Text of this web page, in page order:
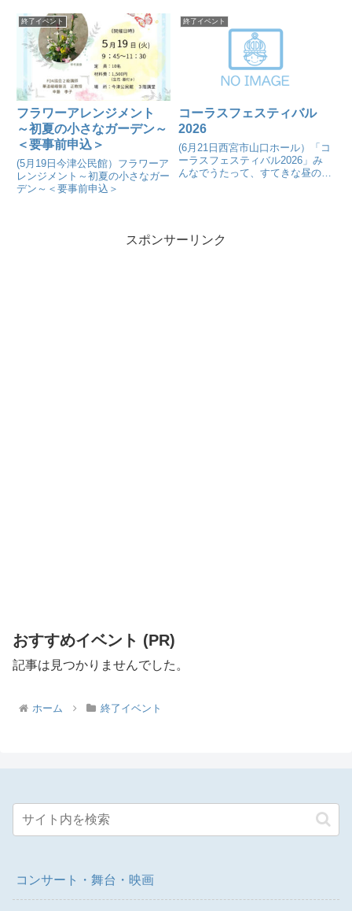
終了イベント
フラワーアレンジメント
～初夏の小さなガーデン～
＜要事前申込＞
(5月19日今津公民館）フラワーア
レンジメント～初夏の小さなガー
デン～＜要事前申込＞
終了イベント
コーラスフェスティバル
2026
(6月21日西宮市山口ホール）「コ
ーラスフェスティバル2026」み
んなでうたって、すてきな昼のひ
スポンサーリンク
おすすめイベント (PR)
記事は見つかりませんでした。
ホーム 終了イベント
コンサート・舞台・映画